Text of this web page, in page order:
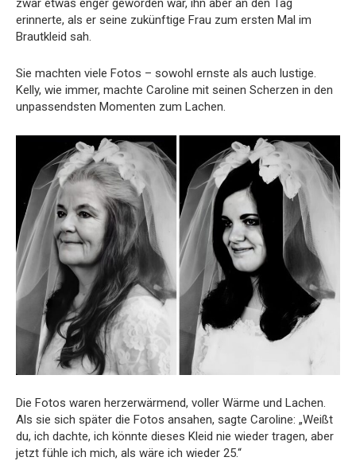
zwar etwas enger geworden war, ihn aber an den Tag
erinnerte, als er seine zukünftige Frau zum ersten Mal im
Brautkleid sah.
Sie machten viele Fotos – sowohl ernste als auch lustige.
Kelly, wie immer, machte Caroline mit seinen Scherzen in den
unpassendsten Momenten zum Lachen.
Die Fotos waren herzerwärmend, voller Wärme und Lachen.
Als sie sich später die Fotos ansahen, sagte Caroline: „Weißt
du, ich dachte, ich könnte dieses Kleid nie wieder tragen, aber
jetzt fühle ich mich, als wäre ich wieder 25.“